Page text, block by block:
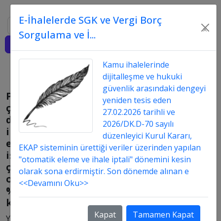
Ara
Personel
çalıştırılmasına
dayalı
ihalede
engelli
işçi
çalıştırma
oranı
%
kaçtır?
Yayın
E-İhalelerde SGK ve Vergi Borç
Sorgulama ve İ...
×
Kamu ihalelerinde
dijitalleşme ve hukuki
güvenlik arasındaki dengeyi
yeniden tesis eden
27.02.2026 tarihli ve
2026/DK.D-70 sayılı
düzenleyici Kurul Kararı,
EKAP sisteminin ürettiği veriler üzerinden yapılan
"otomatik eleme ve ihale iptali" dönemini kesin
olarak sona erdirmiştir. Son dönemde alınan e
<<Devamını Oku>>
Kapat Tamamen Kapat